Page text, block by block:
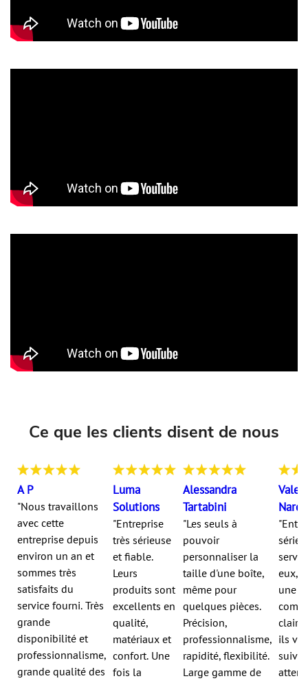
Ce que les clients disent de nous
A P
"Nous travaillons
avec cette
entreprise depuis
environ un an et
sommes très
satisfaits du
service fourni. Très
grande
disponibilité et
professionnalisme,
grande qualité des
Luma
Solutions
"Entreprise
très sérieuse
et fiable.
Leurs
produits sont
excellents en
qualité,
matériaux et
confort. Une
fois la
Alessandra
Tartabini
"Les seuls à
pouvoir
personnaliser la
taille d'une boîte,
même pour
quelques pièces.
Précision,
professionnalisme,
rapidité, flexibilité.
Large gamme de
Nardo
eux,
une
claire
ils